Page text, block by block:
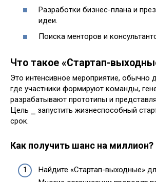
Разработки бизнес-плана и
идеи.
Поиска менторов и
Что такое «Стартап-
Это интенсивное мероприятие, обычно
где участники формируют команды,
разрабатывают прототипы и
Цель ⎯ запустить жизнеспособный
срок.
Как получить шанс на миллион?
Найдите «Стартап-выходные»